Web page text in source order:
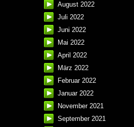
August 2022
Juli 2022
Juni 2022
Mai 2022
April 2022
März 2022
Februar 2022
Januar 2022
November 2021
September 2021